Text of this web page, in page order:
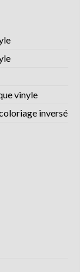
vinyle
inversé